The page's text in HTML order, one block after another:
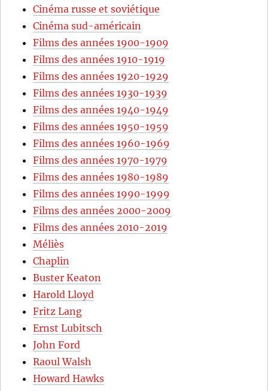
Cinéma russe et soviétique
Cinéma sud-américain
Films des années 1900-1909
Films des années 1910-1919
Films des années 1920-1929
Films des années 1930-1939
Films des années 1940-1949
Films des années 1950-1959
Films des années 1960-1969
Films des années 1970-1979
Films des années 1980-1989
Films des années 1990-1999
Films des années 2000-2009
Films des années 2010-2019
Méliès
Chaplin
Buster Keaton
Harold Lloyd
Fritz Lang
Ernst Lubitsch
John Ford
Raoul Walsh
Howard Hawks